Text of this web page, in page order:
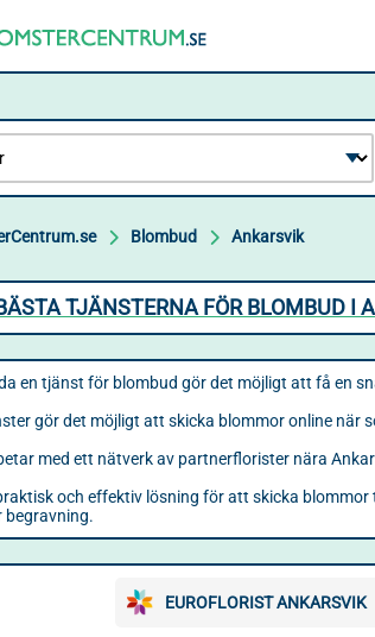
Blombud Ankarsvik
TJÄNSTERNA FÖR BLOMBUD I
en tjänst för blombud gör det möjligt att få en
gör det möjligt att skicka blommor online när
med ett nätverk av partnerflorister nära
och effektiv lösning för att skicka
begravning.
EUROFLORIST ANKARSVIK